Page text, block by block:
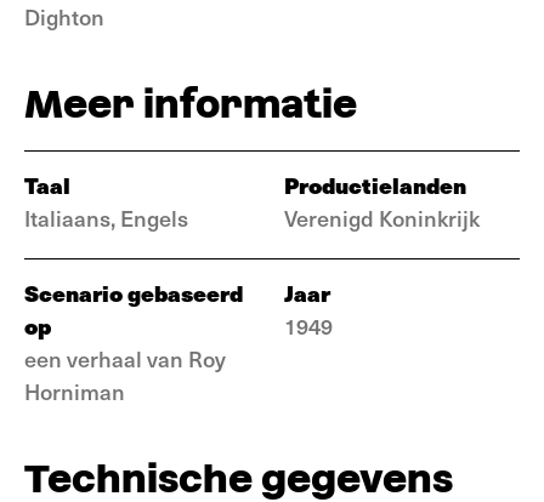
Dighton
Meer informatie
Taal
Italiaans, Engels
Productielanden
Verenigd Koninkrijk
Scenario gebaseerd
op
een verhaal van Roy
Horniman
Jaar
1949
Technische gegevens